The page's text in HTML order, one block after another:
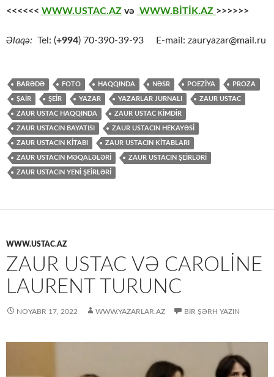
<<<<<< WWW.USTAC.AZ və WWW.BİTİK.AZ >>>>>>
Əlaqə: Tel: (+994) 70-390-39-93 E-mail: zauryazar@mail.ru
BARƏDƏ FOTO HAQQINDA NƏSR POEZİYA PROZA
ŞAİR ŞEİR YAZAR YAZARLAR JURNALI ZAUR USTAC
ZAUR USTAC HAQQINDA ZAUR USTAC KİMDİR
ZAUR USTACIN BAYATISI ZAUR USTACIN HEKAYƏSİ
ZAUR USTACIN KİTABI ZAUR USTACIN KİTABLARI
ZAUR USTACIN MƏQALƏLƏRİ ZAUR USTACIN ŞEİRLƏRİ
ZAUR USTACIN YENİ ŞEİRLƏRİ
WWW.USTAC.AZ
ZAUR USTAC VƏ CAROLİNE
LAURENT TURUNC
NOYABR 17, 2022 WWW.YAZARLAR.AZ BIR ŞƏRH YAZIN